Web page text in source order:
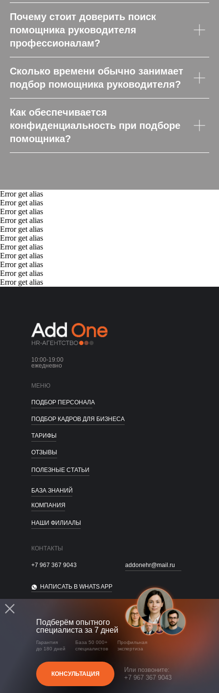
Почему стоит доверить поиск
помощника руководителя
профессионалам?
Сколько времени обычно занимает
подбор помощника руководителя?
Как обеспечивается
конфиденциальность при подборе
помощника?
Error get alias
Error get alias
Error get alias
Error get alias
Error get alias
Error get alias
Error get alias
Error get alias
Error get alias
Error get alias
Error get alias
КОНСУЛЬТАЦИЯ
Или позвоните:
+7 967 367 9043
Профильная
экспертиза
База 50 000+
специалистов
Гарантия
до 180 дней
Подберём опытного
специалиста за 7 дней
Политика конфиденциальности
Договор оферты
Все права защищены.
ПОДБОР ПЕРСОНАЛА
ПОЛЕЗНЫЕ СТАТЬИ
ОТЗЫВЫ
ТАРИФЫ
10:00-19:00
ежедневно
МЕНЮ
+7 967 367 9043 addonehr@mail.ru
НАПИСАТЬ В WHATS APP
КОНТАКТЫ
БАЗА ЗНАНИЙ
ПОДБОР КАДРОВ ДЛЯ БИЗНЕСА
КОМПАНИЯ
НАШИ ФИЛИАЛЫ
Продвижение сайта Дизайн поддержка